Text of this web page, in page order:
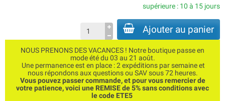
supérieure : 10 à 15 jours
Ajouter au panier
NOUS PRENONS DES VACANCES ! Notre boutique passe en
mode été du 03 au 21 août.
Une permanence est en place : 2 expéditions par semaine et
nous répondons aux questions ou SAV sous 72 heures.
Vous pouvez passer commande, et pour vous remercier de
votre patience, voici une REMISE de 5% sans conditions avec
le code ETE5